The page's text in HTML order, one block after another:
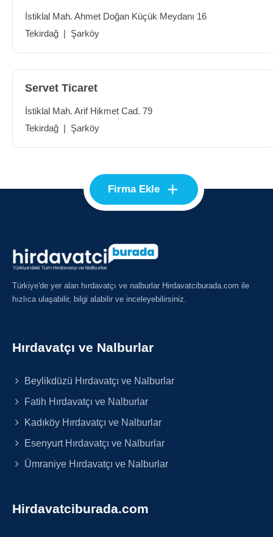
İstiklal Mah. Ahmet Doğan Küçük Meydanı 16
Tekirdağ | Şarköy
Servet Ticaret
İstiklal Mah. Arif Hikmet Cad. 79
Tekirdağ | Şarköy
Firma Ekle +
Türkiye'de yer alan hırdavatçı ve nalburlar Hirdavatciburada.com ile
hızlıca ulaşabilir, bilgi alabilir ve inceleyebilirsiniz.
Hırdavatçı ve Nalburlar
Beylikdüzü Hırdavatçı ve Nalburlar
Fatih Hırdavatçı ve Nalburlar
Kadıköy Hırdavatçı ve Nalburlar
Esenyurt Hırdavatçı ve Nalburlar
Ümraniye Hırdavatçı ve Nalburlar
Hirdavatciburada.com